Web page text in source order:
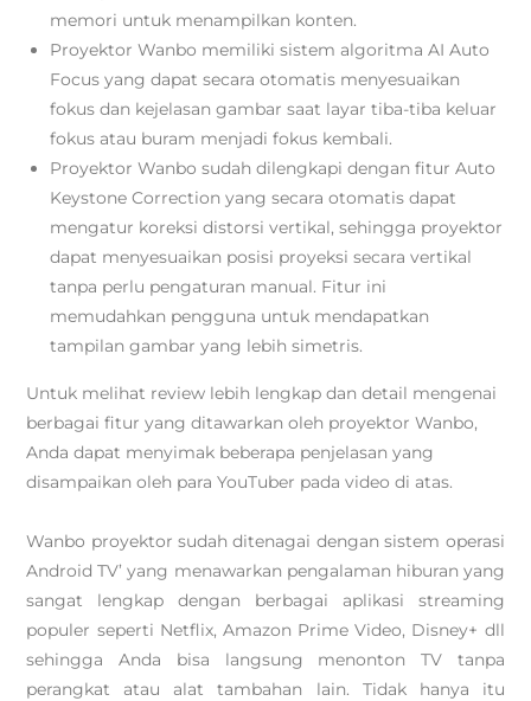
memori untuk menampilkan konten.
Proyektor Wanbo memiliki sistem algoritma AI Auto
Focus yang dapat secara otomatis menyesuaikan
fokus dan kejelasan gambarsaat layar tiba-tiba keluar
fokus atau buram menjadi fokus kembali.
Proyektor Wanbo sudah dilengkapi dengan fitur Auto
Keystone Correction yang secara otomatis dapat
mengatur koreksi distorsi vertikal, sehingga proyektor
dapat menyesuaikan posisi proyeksi secara vertikal
tanpa perlu pengaturan manual. Fitur ini
memudahkan pengguna untuk mendapatkan
tampilan gambar yang lebih simetris.
Untuk melihat review lebih lengkap dan detail mengenai
berbagai fitur yang ditawarkan oleh proyektor Wanbo,
Anda dapat menyimak beberapa penjelasan yang
disampaikan oleh para YouTuber pada video di atas.
Wanbo proyektor sudah ditenagai dengan sistem operasi
Android TV’ yang menawarkan pengalaman hiburan yang
sangat lengkap dengan berbagai aplikasi streaming
populer seperti Netflix, Amazon Prime Video, Disney+ dll
sehingga Anda bisa langsung menonton TV tanpa
perangkat atau alat tambahan lain. Tidak hanya itu